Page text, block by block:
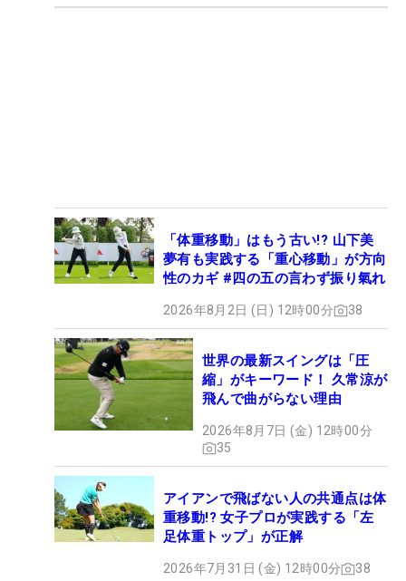
「体重移動」はもう古い!? 山下美
夢有も実践する「重心移動」が方向
性のカギ #四の五の言わず振り氣れ
2026年8月2日 (日) 12時00分 38
世界の最新スイングは「圧
縮」がキーワード！ 久常涼が
飛んで曲がらない理由
2026年8月7日 (金) 12時00分
35
アイアンで飛ばない人の共通点は体
重移動!? 女子プロが実践する「左
足体重トップ」が正解
2026年7月31日 (金) 12時00分 38